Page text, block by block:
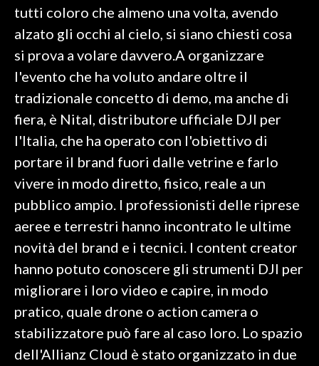
GOSSIP
SALUTE
SARDEGNA TURISMO
SARDI NEL MONDO
NOTIZIE
EVENTI
3 MINUTI CON
INSULARITÀ
INFO AZIENDE
tutti coloro che almeno una volta, avendo
alzato gli occhi al cielo, si siano chiesti cosa
si prova a volare davvero.A organizzare
l'evento che ha voluto andare oltre il
tradizionale concetto di demo, ma anche di
fiera, è Nital, distributore ufficiale DJI per
l'Italia, che ha operato con l'obiettivo di
portare il brand fuori dalle vetrine e farlo
vivere in modo diretto, fisico, reale a un
pubblico ampio. I professionisti delle riprese
aeree e terrestri hanno incontrato le ultime
novità del brand e i tecnici. I content creator
hanno potuto conoscere gli strumenti DJI per
migliorare i loro video e capire, in modo
pratico, quale drone o action camera o
stabilizzatore può fare al caso loro. Lo spazio
dell'Allianz Cloud è stato organizzato in due